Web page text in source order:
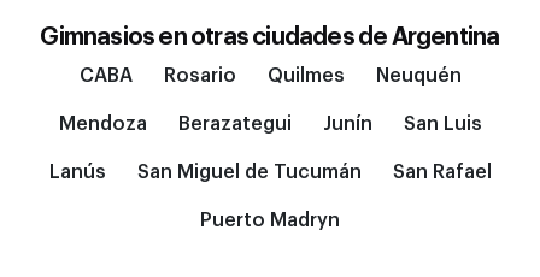
Gimnasios en otras ciudades de Argentina
CABA Rosario Quilmes Neuquén
Mendoza Berazategui Junín San Luis
Lanús San Miguel de Tucumán San Rafael
Puerto Madryn